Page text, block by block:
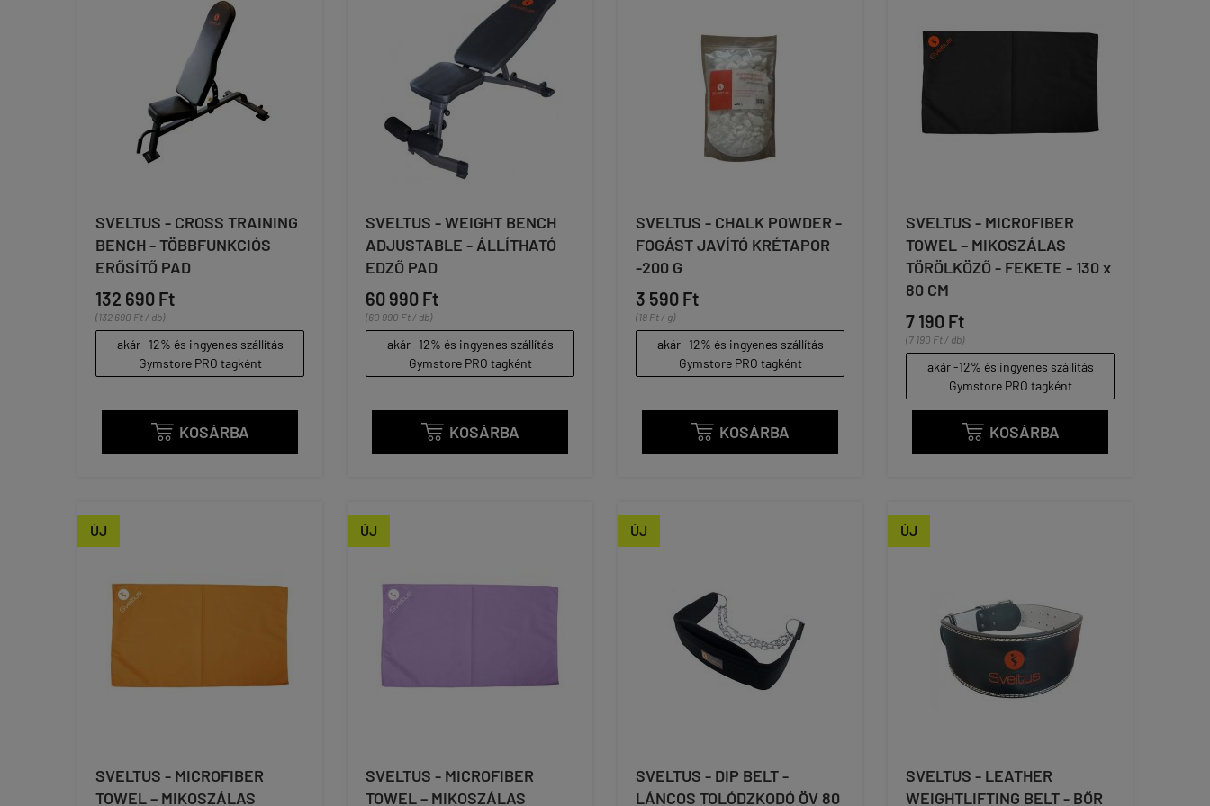
SVELTUS - CROSS TRAINING
BENCH - TÖBBFUNKCIÓS
ERŐSÍTŐ PAD
132 690 Ft
(132 690 Ft / db)
akár -12% és ingyenes szállítás
Gymstore PRO tagként
 KOSÁRBA
SVELTUS - WEIGHT BENCH
ADJUSTABLE - ÁLLÍTHATÓ
EDZŐ PAD
60 990 Ft
(60 990 Ft / db)
akár -12% és ingyenes szállítás
Gymstore PRO tagként
 KOSÁRBA
SVELTUS - CHALK POWDER -
FOGÁST JAVÍTÓ KRÉTAPOR
-200 G
3 590 Ft
(18 Ft / g)
akár -12% és ingyenes szállítás
Gymstore PRO tagként
 KOSÁRBA
SVELTUS - MICROFIBER
TOWEL – MIKOSZÁLAS
TÖRÖLKÖZŐ - FEKETE - 130 x
80 CM
7 190 Ft
(7 190 Ft / db)
akár -12% és ingyenes szállítás
Gymstore PRO tagként
 KOSÁRBA
ÚJ
SVELTUS - MICROFIBER
TOWEL – MIKOSZÁLAS
ÚJ
SVELTUS - MICROFIBER
TOWEL – MIKOSZÁLAS
ÚJ
SVELTUS - DIP BELT -
LÁNCOS TOLÓDZKODÓ ÖV 80
ÚJ
SVELTUS - LEATHER
WEIGHTLIFTING BELT - BŐR